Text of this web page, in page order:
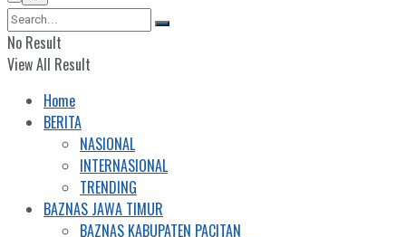
No Result
View All Result
Home
BERITA
NASIONAL
INTERNASIONAL
TRENDING
BAZNAS JAWA TIMUR
BAZNAS KABUPATEN PACITAN